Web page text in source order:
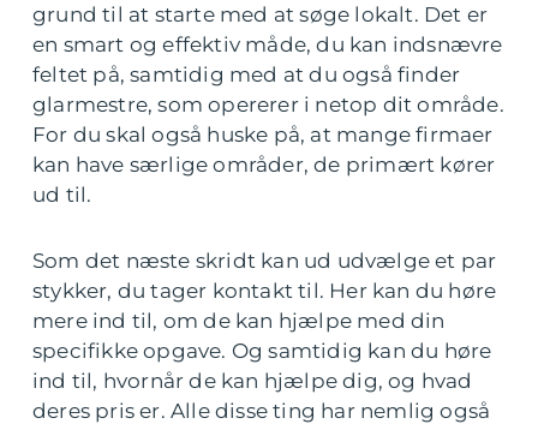
grund til at starte med at søge lokalt. Det er
en smart og effektiv måde, du kan indsnævre
feltet på, samtidig med at du også finder
glarmestre, som opererer i netop dit område.
For du skal også huske på, at mange firmaer
kan have særlige områder, de primært kører
ud til.
Som det næste skridt kan ud udvælge et par
stykker, du tager kontakt til. Her kan du høre
mere ind til, om de kan hjælpe med din
specifikke opgave. Og samtidig kan du høre
ind til, hvornår de kan hjælpe dig, og hvad
deres pris er. Alle disse ting har nemlig også